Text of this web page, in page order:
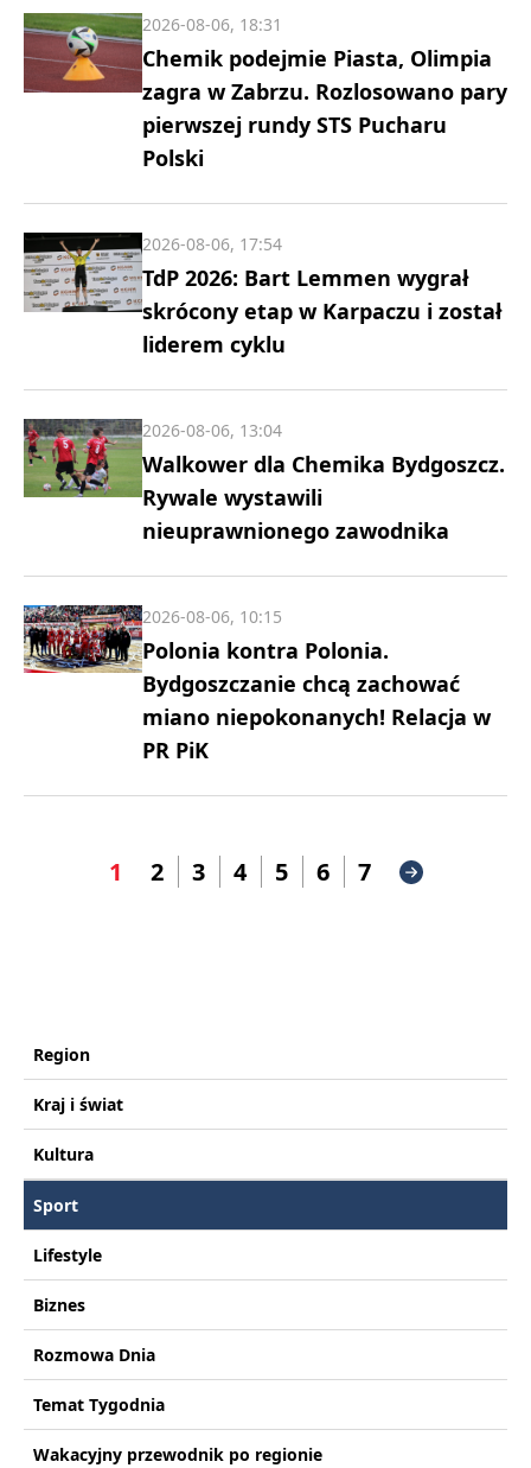
Chemik podejmie Piasta, Olimpia
zagra w Zabrzu. Rozlosowano pary
pierwszej rundy STS Pucharu
Polski
2026-08-06, 18:31
TdP 2026: Bart Lemmen wygrał
skrócony etap w Karpaczu i został
liderem cyklu
2026-08-06, 17:54
Walkower dla Chemika Bydgoszcz.
Rywale wystawili
nieuprawnionego zawodnika
2026-08-06, 13:04
Polonia kontra Polonia.
Bydgoszczanie chcą zachować
miano niepokonanych! Relacja w
PR PiK
2026-08-06, 10:15
1 2 3 4 5 6 7
Region
Kraj i świat
Kultura
Sport
Lifestyle
Biznes
Rozmowa Dnia
Temat Tygodnia
Wakacyjny przewodnik po regionie